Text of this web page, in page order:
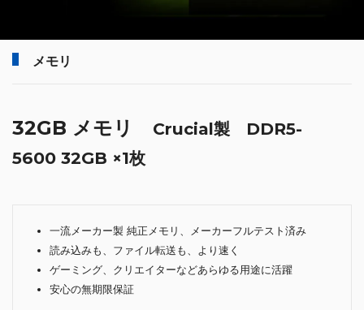
メモリ
32GB メモリ
Crucial製 DDR5-
5600 32GB ×1枚
一流メーカー製 純正メモリ、メーカーフルテスト済み
読み込みも、ファイル転送も、より速く
ゲーミング、クリエイターなどあらゆる用途に活躍
安心の無期限保証